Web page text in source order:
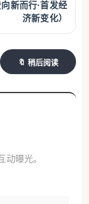
新而行·首发经
济新变化）
🔖 稍后阅读
曝光。